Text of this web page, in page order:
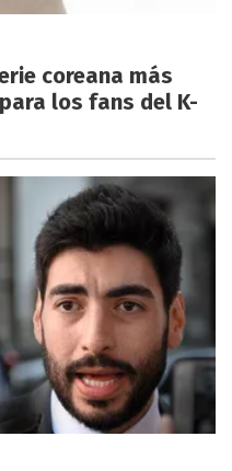
coreana más
los fans del K-